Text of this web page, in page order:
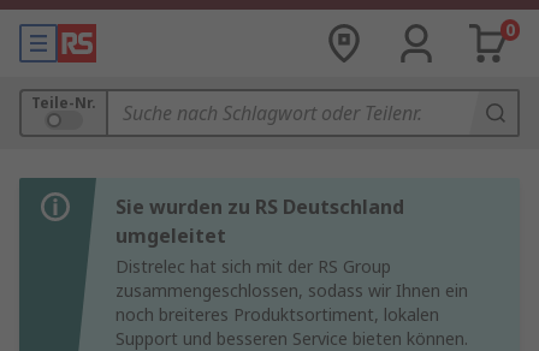
0
Teile-Nr.
Sie wurden zu RS Deutschland
umgeleitet
Distrelec hat sich mit der RS Group
zusammengeschlossen, sodass wir Ihnen ein
noch breiteres Produktsortiment, lokalen
Support und besseren Service bieten können.